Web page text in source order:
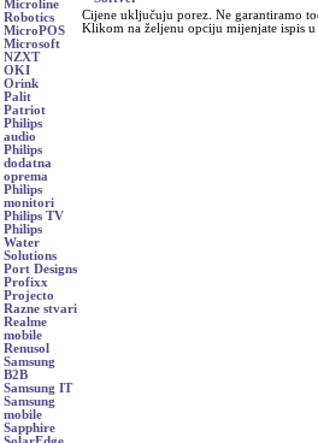
Microline
Robotics
MicroPOS
Microsoft
NZXT
OKI
Orink
Palit
Patriot
Philips
audio
Philips
dodatna
oprema
Philips
monitori
Philips TV
Philips
Water
Solutions
Port Designs
Profixx
Projecto
Razne stvari
Realme
mobile
Renusol
Samsung
B2B
Samsung IT
Samsung
mobile
Sapphire
Cijene uključuju porez. Ne garantiramo
Klikom na željenu opciju mijenjate ispis u